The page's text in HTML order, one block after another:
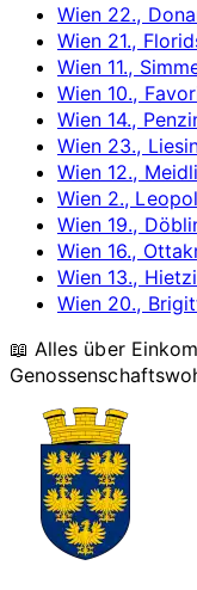
Wien 22.,
Wien 21.,
Wien 11.,
Wien 10.,
Wien 14.,
Wien 23.,
Wien 12.,
Wien 2.,
Wien 19.,
Wien 16.,
Wien 13.,
Wien 20.,
📖 Alles über